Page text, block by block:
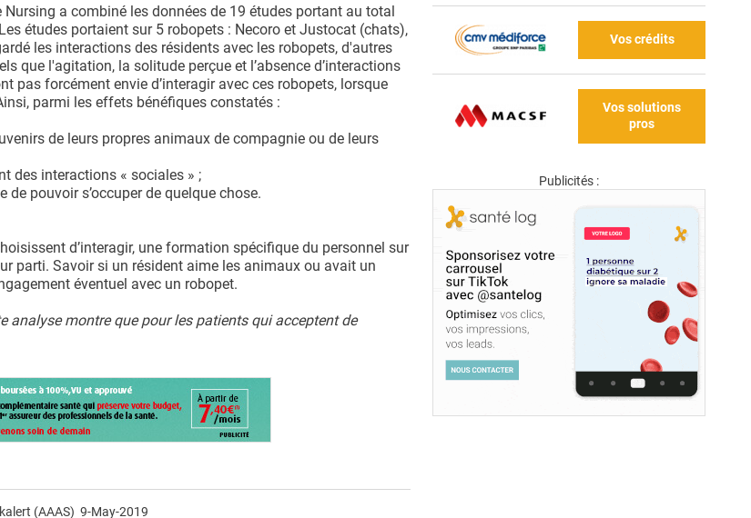
a combiné les données de 19 études portant au total
études portaient sur 5 robopets : Necoro et Justocat (chats),
les interactions des résidents avec les robopets, d'autres
que l'agitation, la solitude perçue et l’absence d’interactions
pas forcément envie d’interagir avec ces robopets, lorsque
parmi les effets bénéfiques constatés :
de leurs propres animaux de compagnie ou de leurs
des interactions « sociales » ;
pouvoir s’occuper de quelque chose.
d’interagir, une formation spécifique du personnel sur
parti. Savoir si un résident aime les animaux ou avait un
éventuel avec un robopet.
analyse montre que pour les patients qui acceptent de
(AAAS) 9-May-2019
Vos crédits
Vos solutions
pros
Publicités :